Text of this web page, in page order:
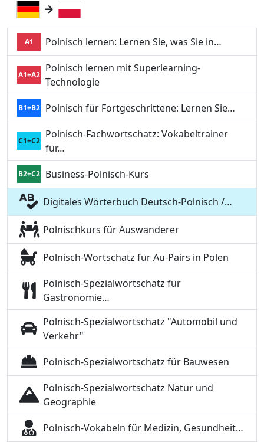
A1 Polnisch lernen: Lernen Sie, was Sie in…
A1+A2
Polnisch lernen mit Superlearning-
Technologie
B1+B2 Polnisch für Fortgeschrittene: Lernen Sie…
C1+C2
Polnisch-Fachwortschatz: Vokabeltrainer
für…
B2+C2 Business-Polnisch-Kurs
Digitales Wörterbuch Deutsch-Polnisch /…
Polnischkurs für Auswanderer
Polnisch-Wortschatz für Au-Pairs in Polen
Polnisch-Spezialwortschatz für
Gastronomie…
Polnisch-Spezialwortschatz "Automobil und
Verkehr"
Polnisch-Spezialwortschatz für Bauwesen
Polnisch-Spezialwortschatz Natur und
Geographie
Polnisch-Vokabeln für Medizin, Gesundheit…